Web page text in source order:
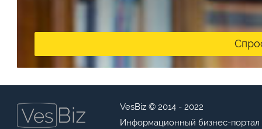
VesBiz © 2014 - 2022
Информационный бизнес-портал